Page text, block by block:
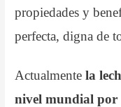
propiedades y
perfecta, digna de
Actualmentela
nivel mundial por